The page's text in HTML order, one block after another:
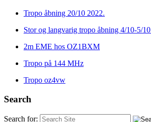
Tropo åbning 20/10 2022.
Stor og langvarig tropo åbning 4/10-5/
2m EME hos OZ1BXM
Tropo på 144 MHz
Tropo oz4vw
Search
Search for: